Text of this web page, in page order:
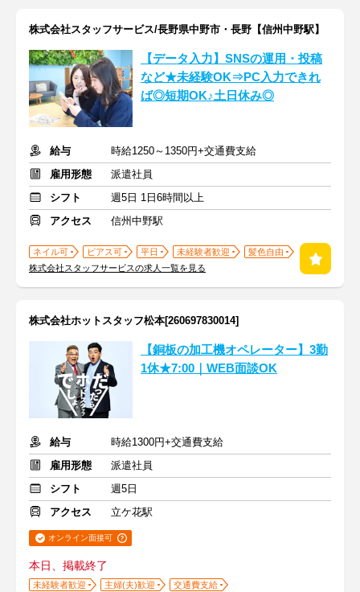
株式会社スタッフサービス/長野県中野市・長野【信州中野駅】
【データ入力】SNSの運用・投稿
など★未経験OK⇒PC入力できれ
ば◎短期OK♪土日休み◎
給与
時給1250～1350円+交通費支給
雇用形態
派遣社員
シフト
週5日 1日6時間以上
アクセス
信州中野駅
ネイル可 ピアス可 平日 未経験者歓迎
髪色自由
株式会社スタッフサービスの求人一覧を見る
株式会社ホットスタッフ松本[260697830014]
【銅板の加工機オペレーター】3勤
1休★7:00｜WEB面談OK
給与
時給1300円+交通費支給
雇用形態
派遣社員
シフト
週5日
アクセス
立ケ花駅
オンライン面接可
本日、掲載終了
未経験者歓迎 主婦(夫)歓迎 交通費支給